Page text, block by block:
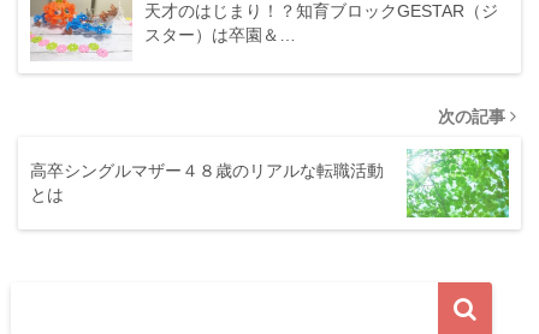
天才のはじまり！？知育ブロックGESTAR（ジ
スター）は卒園＆…
次の記事
高卒シングルマザー４８歳のリアルな転職活動
とは